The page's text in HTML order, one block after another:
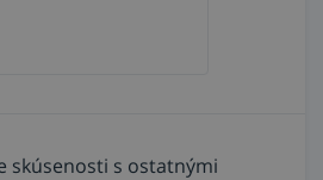
skúsenosti s ostatnými